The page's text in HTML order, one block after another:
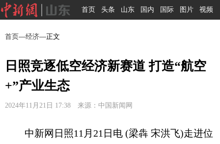
首页 头条 山东 国内 国际 图片 视频
首页—经济—正文
日照竞逐低空经济新赛道 打造“航空
+”产业生态
2024年11月21日 17:38 来源：中国新闻网
中新网日照11月21日电 (梁犇 宋洪飞)走进位